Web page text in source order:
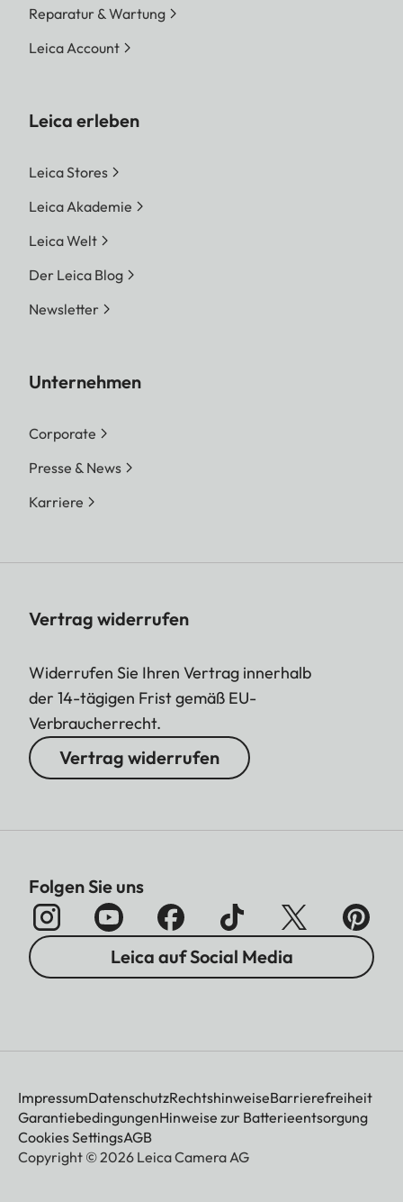
Reparatur & Wartung
Leica Account
Leica erleben
Leica Stores
Leica Akademie
Leica Welt
Der Leica Blog
Newsletter
Unternehmen
Corporate
Presse & News
Karriere
Vertrag widerrufen
Widerrufen Sie Ihren Vertrag innerhalb
der 14-tägigen Frist gemäß EU-
Verbraucherrecht.
Vertrag widerrufen
Folgen Sie uns
Leica auf Social Media
ImpressumDatenschutzRechtshinweiseBarrierefreiheit
GarantiebedingungenHinweise zur Batterieentsorgung
Cookies SettingsAGB
Copyright © 2026 Leica Camera AG